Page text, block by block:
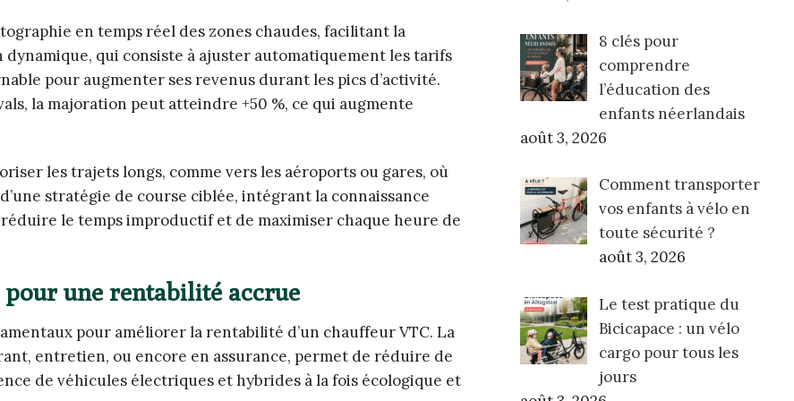
en temps réel des zones chaudes, facilitant la
qui consiste à ajuster automatiquement les tarifs
pour augmenter ses revenus durant les pics d’activité.
la majoration peut atteindre +50 %, ce qui augmente
les trajets longs, comme vers les aéroports ou gares, où
stratégie de course ciblée, intégrant la connaissance
le temps improductif et de maximiser chaque heure de
une rentabilité accrue
pour améliorer la rentabilité d’un chauffeur VTC. La
entretien, ou encore en assurance, permet de réduire de
de véhicules électriques et hybrides à la fois écologique et
8 clés pour
comprendre
l’éducation des
enfants néerlandais
août 3, 2026
Comment transporter
vos enfants à vélo en
toute sécurité ?
août 3, 2026
Le test pratique du
Bicicapace : un vélo
cargo pour tous les
jours